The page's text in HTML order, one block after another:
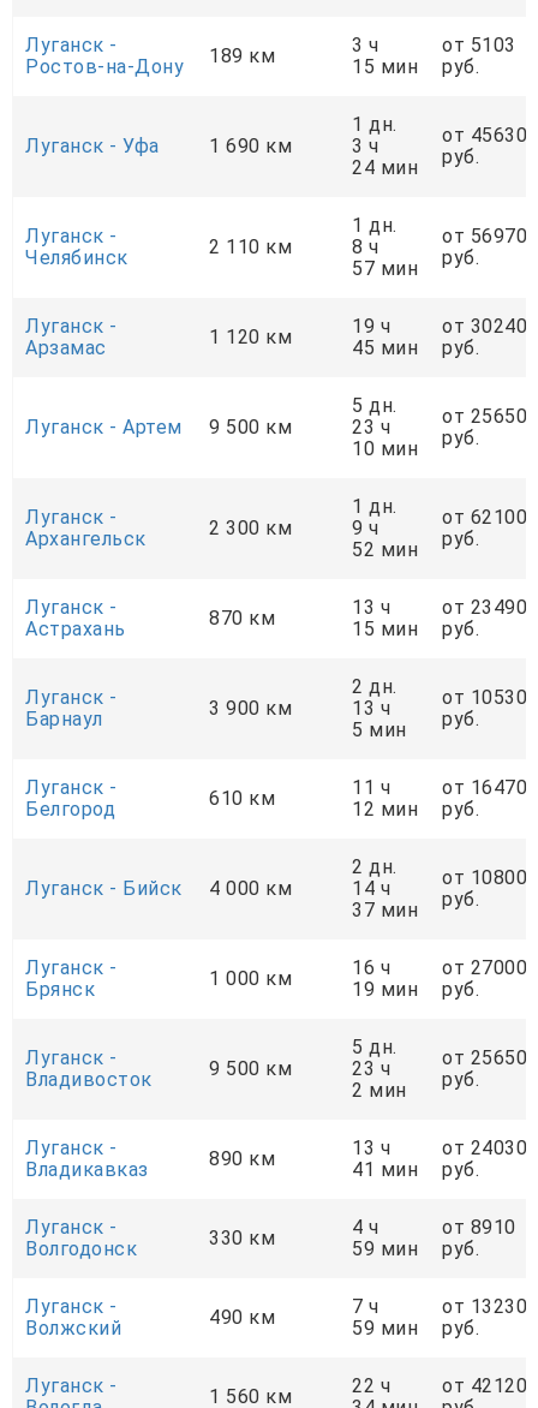
Луганск -
Ростов-на-Дону
189 км
3 ч
15 мин
от 5103
руб.
Луганск - Уфа 1 690 км
1 дн.
3 ч
24 мин
от 45630
руб.
Луганск -
Челябинск
2 110 км
1 дн.
8 ч
57 мин
от 56970
руб.
Луганск -
Арзамас
1 120 км
19 ч
45 мин
от 30240
руб.
Луганск - Артем 9 500 км
5 дн.
23 ч
10 мин
от 256500
руб.
Луганск -
Архангельск
2 300 км
1 дн.
9 ч
52 мин
от 62100
руб.
Луганск -
Астрахань
870 км
13 ч
15 мин
от 23490
руб.
Луганск -
Барнаул
3 900 км
2 дн.
13 ч
5 мин
от 105300
руб.
Луганск -
Белгород
610 км
11 ч
12 мин
от 16470
руб.
Луганск - Бийск 4 000 км
2 дн.
14 ч
37 мин
от 108000
руб.
Луганск -
Брянск
1 000 км
16 ч
19 мин
от 27000
руб.
Луганск -
Владивосток
9 500 км
5 дн.
23 ч
2 мин
от 256500
руб.
Луганск -
Владикавказ
890 км
13 ч
41 мин
от 24030
руб.
Луганск -
Волгодонск
330 км
4 ч
59 мин
от 8910
руб.
Луганск -
Волжский
490 км
7 ч
59 мин
от 13230
руб.
Луганск -
1 560 км
22 ч
от 42120